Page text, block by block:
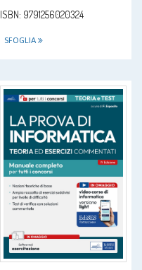
ISBN: 9791256020324
SFOGLIA